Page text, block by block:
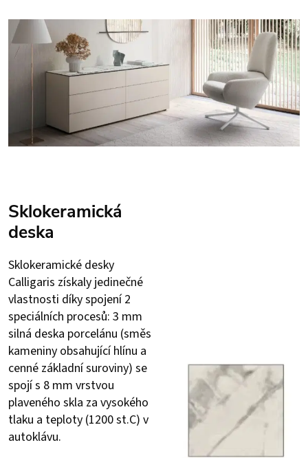
Sklokeramická
deska
Sklokeramické desky
Calligaris získaly jedinečné
vlastnosti díky spojení 2
speciálních procesů: 3 mm
silná deska porcelánu (směs
kameniny obsahující hlínu a
cenné základní suroviny) se
spojí s 8 mm vrstvou
plaveného skla za vysokého
tlaku a teploty (1200 st.C) v
autoklávu.